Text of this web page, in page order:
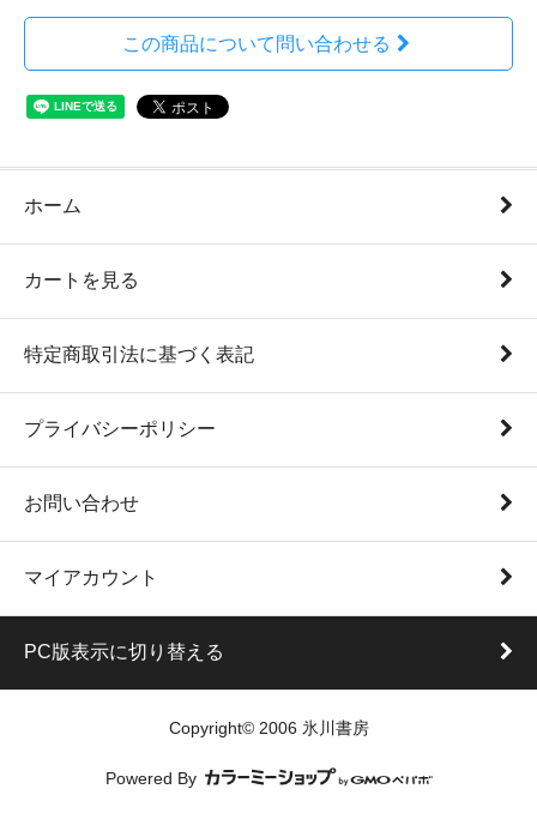
この商品について問い合わせる
ホーム
カートを見る
特定商取引法に基づく表記
プライバシーポリシー
お問い合わせ
マイアカウント
PC版表示に切り替える
Copyright© 2006 氷川書房
Powered By